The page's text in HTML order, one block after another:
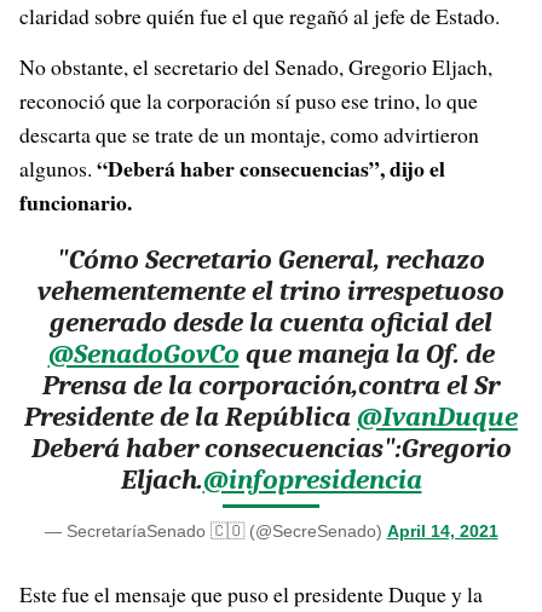
claridad sobre quién fue el que regañó al jefe de Estado.
No obstante, el secretario del Senado, Gregorio Eljach,
reconoció que la corporación sí puso ese trino, lo que
descarta que se trate de un montaje, como advirtieron
algunos. “Deberá haber consecuencias”, dijo el
funcionario.
"Cómo Secretario General, rechazo
vehementemente el trino irrespetuoso
generado desde la cuenta oficial del
@SenadoGovCo que maneja la Of. de
Prensa de la corporación,contra el Sr
Presidente de la República@IvanDuque
Deberá haber consecuencias":Gregorio
Eljach.@infopresidencia
— SecretaríaSenado 🇨🇴 (@SecreSenado) April 14, 2021
Este fue el mensaje que puso el presidente Duque y la